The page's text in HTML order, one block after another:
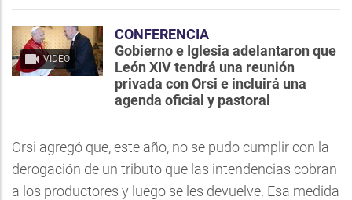
VIDEO
CONFERENCIA
Gobierno e Iglesia adelantaron que
León XIV tendrá una reunión
privada con Orsi e incluirá una
agenda oficial y pastoral
Orsi agregó que, este año, no se pudo cumplir con la
derogación de un tributo que las intendencias cobran
a los productores y luego se les devuelve. Esa medida